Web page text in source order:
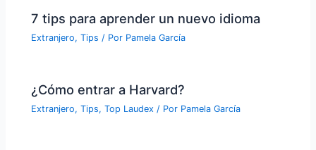
7 tips para aprender un nuevo idioma
Extranjero,Tips / Por Pamela García
¿Cómo entrar a Harvard?
Extranjero,Tips,Top Laudex / Por Pamela García